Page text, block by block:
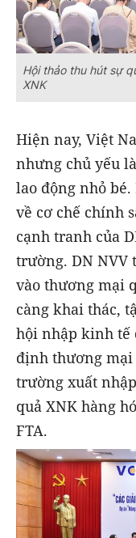
Hội thảo thu hút sự
XNK
Hiện nay, Việt
nhưng chủ yếu
lao động nhỏ
về cơ chế chính
cạnh tranh của
trường. DN NVV
vào thương mại
càng khai thác,
hội nhập kinh tế
định thương mại
trường xuất
quả XNK hàng
FTA.